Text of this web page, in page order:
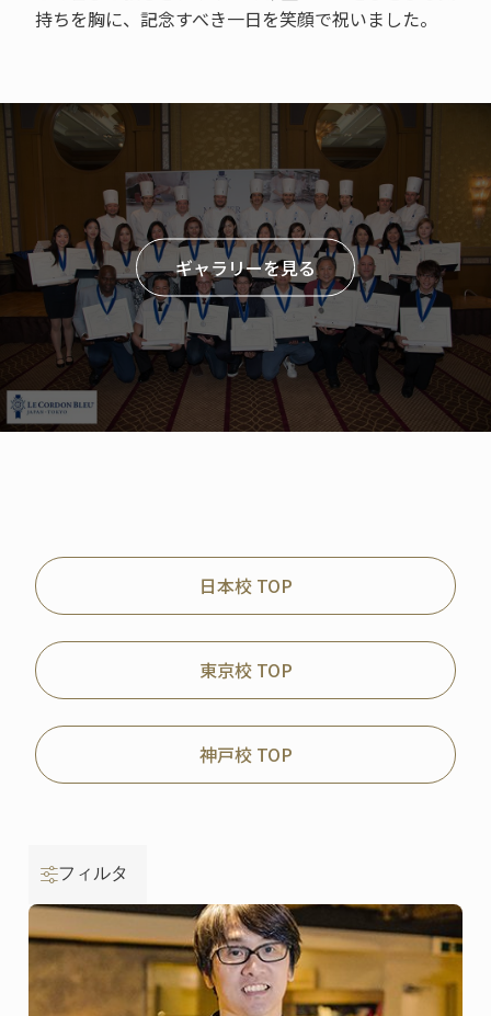
持ちを胸に、記念すべき一日を笑顔で祝いました。
ギャラリーを見る
日本校 TOP
東京校 TOP
神戸校 TOP
フィルタ